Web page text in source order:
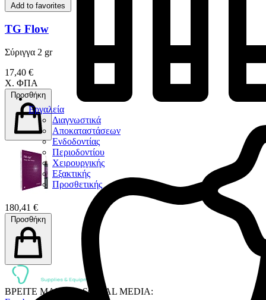
Εργαλεία
Διαγνωστικά
Αποκαταστάσεων
Ενδοδοντίας
Περιοδοντίου
Χειρουργικής
Εξακτικής
Προσθετικής
Add to favorites
TG Flow
Σύριγγα 2 gr
17,40 €
Χ. ΦΠΑ
Προσθήκη
180,41 €
Προσθήκη
ΒΡΕΙΤΕ ΜΑΣ ΣΤΑ SOCIAL MEDIA: